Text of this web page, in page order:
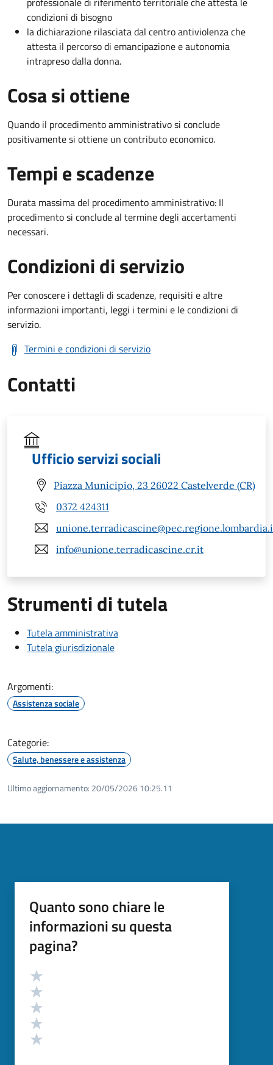
condizioni di bisogno
la dichiarazione rilasciata dal centro antiviolenza che
attesta il percorso di emancipazione e autonomia
intrapreso dalla donna.
Cosa si ottiene
Quando il procedimento amministrativo si conclude
positivamente si ottiene un contributo economico.
Tempi e scadenze
Durata massima del procedimento amministrativo: Il
procedimento si conclude al termine degli accertamenti
necessari.
Condizioni di servizio
Per conoscere i dettagli di scadenze, requisiti e altre
informazioni importanti, leggi i termini e le condizioni di
servizio.
Termini e condizioni di servizio
Contatti
Ufficio servizi sociali
Piazza Municipio, 23 26022 Castelverde (CR)
0372 424311
info@unione.terradicascine.cr.it
Strumenti di tutela
Tutela amministrativa
Tutela giurisdizionale
Argomenti:
Assistenza sociale
Categorie:
Salute, benessere e assistenza
Ultimo aggiornamento: 20/05/2026 10:25.11
Quanto sono chiare le
informazioni su questa
pagina?
Valutazione